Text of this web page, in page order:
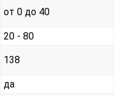
от 0 до 40
20 - 80
138
да